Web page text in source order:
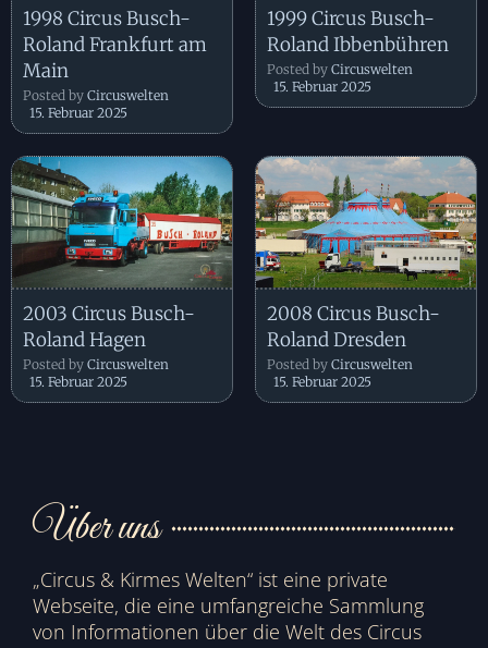
1998 Circus Busch-
Roland Frankfurt am
Main
Posted by Circuswelten
15. Februar 2025
1999 Circus Busch-
Roland Ibbenbühren
Posted by Circuswelten
15. Februar 2025
2003 Circus Busch-
Roland Hagen
Posted by Circuswelten
15. Februar 2025
2008 Circus Busch-
Roland Dresden
Posted by Circuswelten
15. Februar 2025
Über uns
„Circus & Kirmes Welten“ ist eine private
Webseite, die eine umfangreiche Sammlung
von Informationen über die Welt des Circus